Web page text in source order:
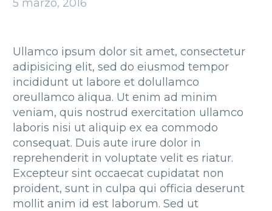
5 marzo, 2016
Ullamco ipsum dolor sit amet, consectetur
adipisicing elit, sed do eiusmod tempor
incididunt ut labore et dolullamco
oreullamco aliqua. Ut enim ad minim
veniam, quis nostrud exercitation ullamco
laboris nisi ut aliquip ex ea commodo
consequat. Duis aute irure dolor in
reprehenderit in voluptate velit es riatur.
Excepteur sint occaecat cupidatat non
proident, sunt in culpa qui officia deserunt
mollit anim id est laborum. Sed ut